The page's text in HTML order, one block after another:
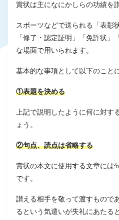
賞状は主になにかしらの功績を
スポーツなどで送られる「表彰
「修了・認定証明」「免許状」
な場面で用いられます。
基本的な事項として以下のこと
①表題を決める
上記で説明したように何に対す
ょう。
②句点、読点は省略する
賞状の本文に使用する文章には
です。
讃える相手を敬って渡すもので
るという気遣いが失礼にあたる